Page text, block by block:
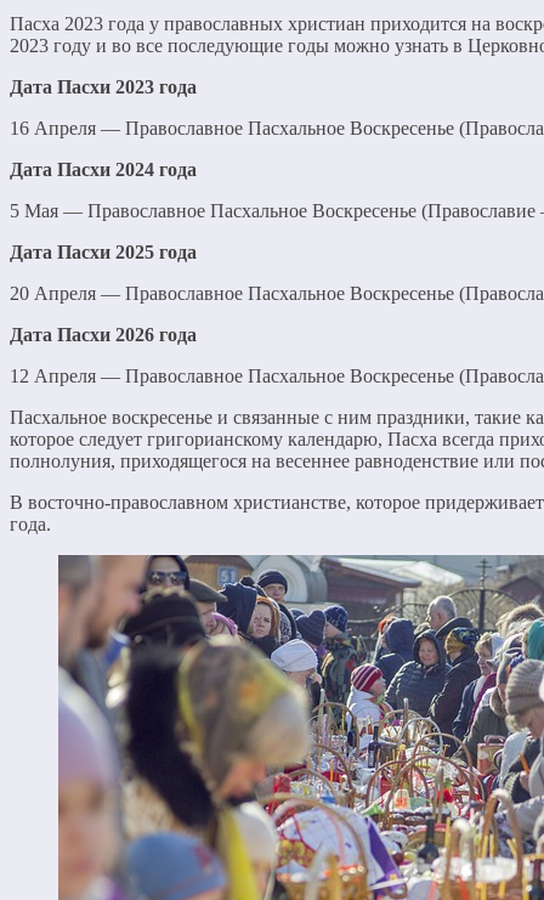
Пасха 2023 года у православных христиан приходится на
2023 году и во все последующие годы можно узнать в
Дата Пасхи 2023 года
16 Апреля — Православное Пасхальное Воскресенье
Дата Пасхи 2024 года
5 Мая — Православное Пасхальное Воскресенье
Дата Пасхи 2025 года
20 Апреля — Православное Пасхальное Воскресенье
Дата Пасхи 2026 года
12 Апреля — Православное Пасхальное Воскресенье
Пасхальное воскресенье и связанные с ним праздники, такие
которое следует григорианскому календарю, Пасха всегда
полнолуния, приходящегося на весеннее равноденствие или
В восточно-православном христианстве, которое
года.